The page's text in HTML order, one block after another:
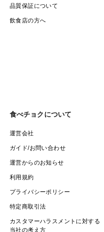
品質保証について
飲食店の方へ
食べチョクについて
運営会社
ガイド/お問い合わせ
運営からのお知らせ
利用規約
プライバシーポリシー
特定商取引法
カスタマーハラスメントに対する
当社の考え方